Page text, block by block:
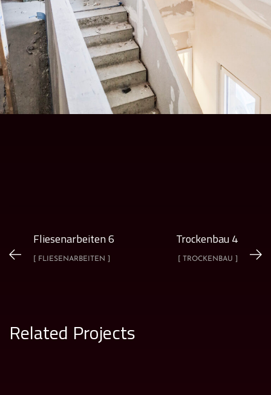
Fliesenarbeiten 6
[ FLIESENARBEITEN ]
Trockenbau 4
[ TROCKENBAU ]
Related Projects
Trockenbau 2